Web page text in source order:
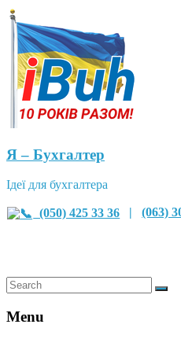
Я – Бухгалтер
Ідеї для бухгалтера
(050) 425 33 36 |(063)
Menu